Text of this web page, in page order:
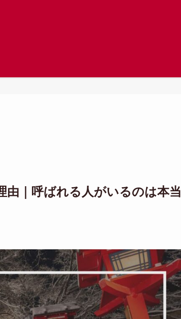
｜呼ばれる人がいるのは本当